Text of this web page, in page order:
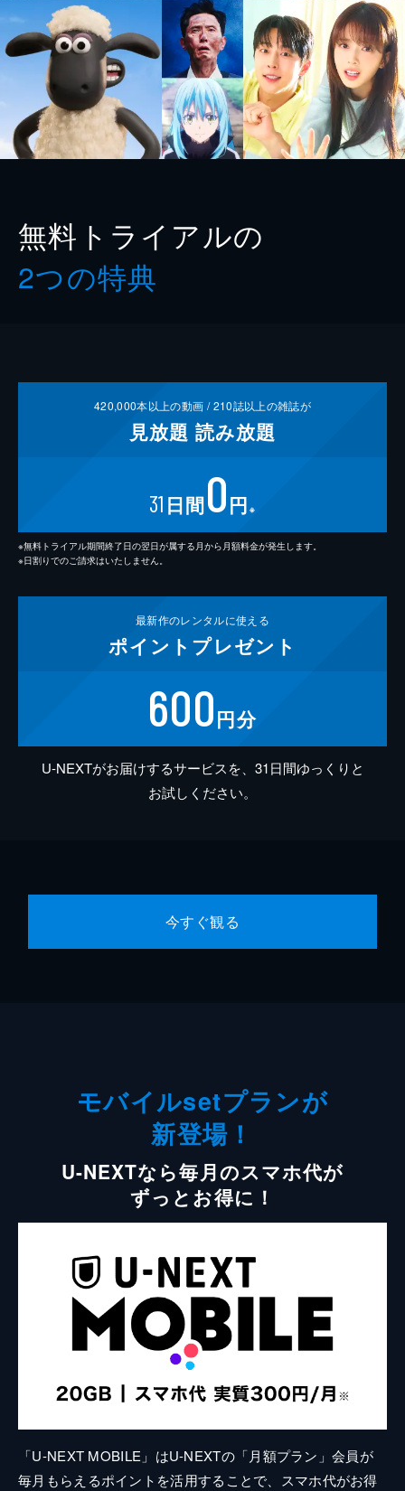
無料トライアルの
2つの特典
420,000本以上の動画 /210誌以上の雑誌が
見放題 読み放題
31 日間0円 ※
※無料トライアル期間終了日の翌日が属する月から月額料金が発生します。
※日割りでのご請求はいたしません。
最新作のレンタルに使える
ポイント プレゼント
600円分
U-NEXTがお届けするサービスを、31日間ゆっくりと
お試しください。
今すぐ観る
モバイルsetプランが
新登場！
U-NEXTなら毎月のスマホ代が
ずっとお得に！
「U-NEXT MOBILE」はU-NEXTの「月額プラン」会員が
毎月もらえるポイントを活用することで、スマホ代がお得